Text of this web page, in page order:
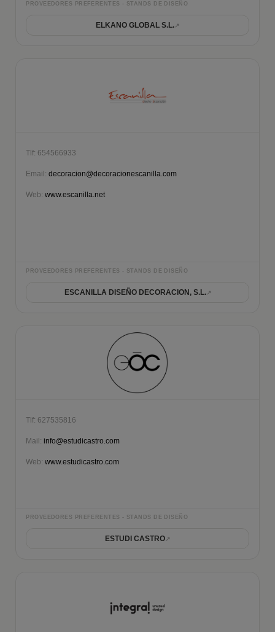
PROVEEDORES PREFERENTES - STANDS DE DISEÑO
ELKANO GLOBAL S.L.
Tlf: 654566933
Email:decoracion@decoracionescanilla.com
Web:www.escanilla.net
PROVEEDORES PREFERENTES - STANDS DE DISEÑO
ESCANILLA DISEÑO DECORACION, S.L.
Tlf: 627535816
Mail:info@estudicastro.com
Web:www.estudicastro.com
PROVEEDORES PREFERENTES - STANDS DE DISEÑO
ESTUDI CASTRO